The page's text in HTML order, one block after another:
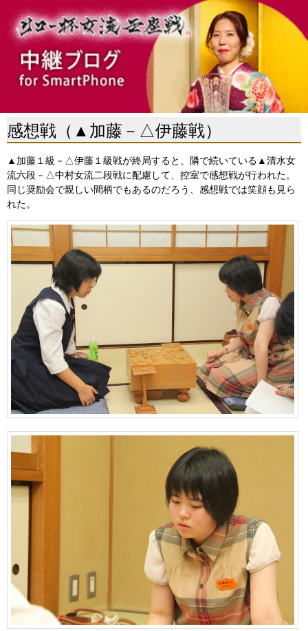
感想戦（▲加藤－△伊藤戦）
▲加藤１級－△伊藤１級戦が終局すると、隣で続いている▲清水女
流六段－△中村女流二段戦に配慮して、控室で感想戦が行われた。
同じ奨励会で親しい間柄でもあるのだろう、感想戦では笑顔も見ら
れた。